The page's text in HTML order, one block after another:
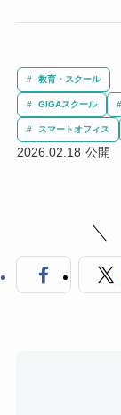
教育・スクール
GIGAスクール
スマートオフィス
2026.02.18